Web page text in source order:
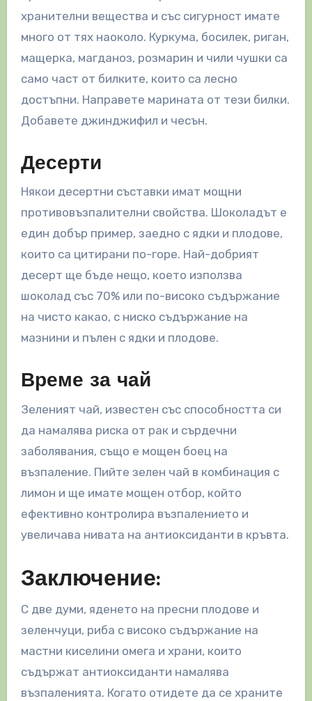
хранителни вещества и със сигурност имате
много от тях наоколо. Куркума, босилек, риган,
мащерка, магданоз, розмарин и чили чушки са
само част от билките, които са лесно
достъпни. Направете марината от тези билки.
Добавете джинджифил и чесън.
Десерти
Някои десертни съставки имат мощни
противовъзпалителни свойства. Шоколадът е
един добър пример, заедно с ядки и плодове,
които са цитирани по-горе. Най-добрият
десерт ще бъде нещо, което използва
шоколад със 70% или по-високо съдържание
на чисто какао, с ниско съдържание на
мазнини и пълен с ядки и плодове.
Време за чай
Зеленият чай, известен със способността си
да намалява риска от рак и сърдечни
заболявания, също е мощен боец на
възпаление. Пийте зелен чай в комбинация с
лимон и ще имате мощен отбор, който
ефективно контролира възпалението и
увеличава нивата на антиоксиданти в кръвта.
Заключение:
С две думи, яденето на пресни плодове и
зеленчуци, риба с високо съдържание на
мастни киселини омега и храни, които
съдържат антиоксиданти намалява
възпаленията. Когато отидете да се храните